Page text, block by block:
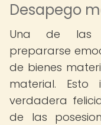
Desapego
Una de las
prepararse
de bienes
material.
verdadera
de las